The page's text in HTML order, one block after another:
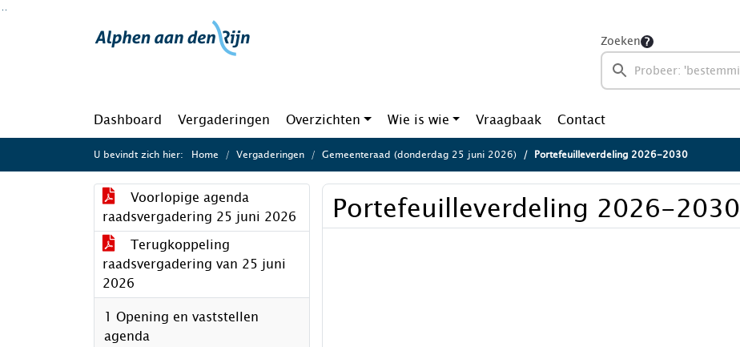
Ga naar de inhoud van deze pagina
Zoeken
Dashboard Vergaderingen Overzichten Wie is wie Vraagbaak Contact
U bevindt zich hier: Home Vergaderingen Gemeenteraad (donderdag 25 juni 2026) Portefeuilleverdeling 2026-2030
Voorlopige agenda
raadsvergadering 25 juni 2026
Terugkoppeling
raadsvergadering van 25 juni
2026
1 Opening en vaststellen
agenda
Portefeuilleverdeling 2026-2030